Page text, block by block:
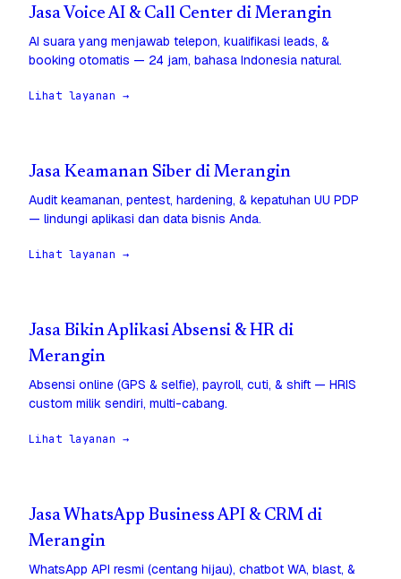
Jasa Voice AI & Call Center di Merangin
AI suara yang menjawab telepon, kualifikasi leads, &
booking otomatis — 24 jam, bahasa Indonesia natural.
Lihat layanan →
Jasa Keamanan Siber di Merangin
Audit keamanan, pentest, hardening, & kepatuhan UU PDP
— lindungi aplikasi dan data bisnis Anda.
Lihat layanan →
Jasa Bikin Aplikasi Absensi & HR di
Merangin
Absensi online (GPS & selfie), payroll, cuti, & shift — HRIS
custom milik sendiri, multi-cabang.
Lihat layanan →
Jasa WhatsApp Business API & CRM di
Merangin
WhatsApp API resmi (centang hijau), chatbot WA, blast, &